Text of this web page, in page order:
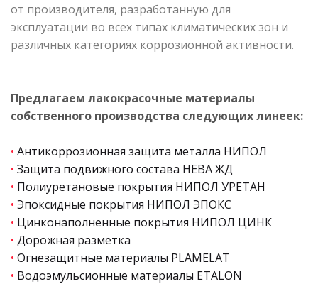
от производителя, разработанную для
эксплуатации во всех типах климатических зон и
различных категориях коррозионной активности.
Предлагаем лакокрасочные материалы
собственного производства следующих линеек:
• Антикоррозионная защита металла НИПОЛ
• Защита подвижного состава НЕВА ЖД
• Полиуретановые покрытия НИПОЛ УРЕТАН
• Эпоксидные покрытия НИПОЛ ЭПОКС
• Цинконаполненные покрытия НИПОЛ ЦИНК
• Дорожная разметка
• Огнезащитные материалы PLAMELAT
• Водоэмульсионные материалы ETALON